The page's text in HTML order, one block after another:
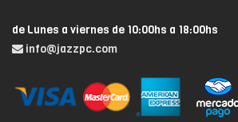
de Lunes a viernes de 10:00hs a 18:00hs
info@jazzpc.com